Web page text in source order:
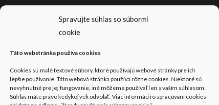
Spravujte súhlas so súbormi
cookie
Táto webstránka používa cookies
Cookies sú malé textové súbory, ktoré používajú webové stránky pre ich
lepšie používanie. Táto webová stránka používa rôzne cookies. Niektoré sú
nevyhnutné pre jej fungovanie, iné môžeme používať len s vaším súhlasom.
Súhlas máte právo kedykoľvek odvolať. Viac informácií o spracúvaní cookies
Médiá
Pracovné príležitosti
Dôležité odkazy